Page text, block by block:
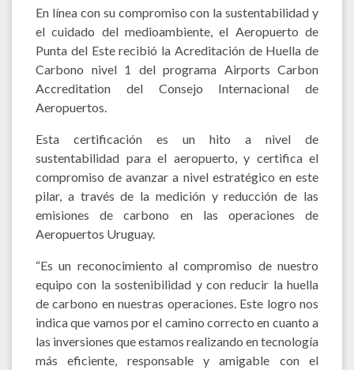
En línea con su compromiso con la sustentabilidad y
el cuidado del medioambiente, el Aeropuerto de
Punta del Este recibió la Acreditación de Huella de
Carbono nivel 1 del programa Airports Carbon
Accreditation del Consejo Internacional de
Aeropuertos.
Esta certificación es un hito a nivel de
sustentabilidad para el aeropuerto, y certifica el
compromiso de avanzar a nivel estratégico en este
pilar, a través de la medición y reducción de las
emisiones de carbono en las operaciones de
Aeropuertos Uruguay.
“Es un reconocimiento al compromiso de nuestro
equipo con la sostenibilidad y con reducir la huella
de carbono en nuestras operaciones. Este logro nos
indica que vamos por el camino correcto en cuanto a
las inversiones que estamos realizando en tecnología
más eficiente, responsable y amigable con el